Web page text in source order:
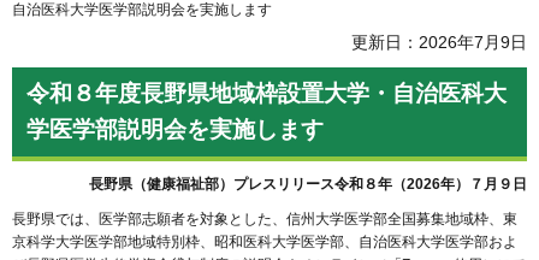
自治医科大学医学部説明会を実施します
更新日：2026年7月9日
令和８年度長野県地域枠設置大学・自治医科大
学医学部説明会を実施します
長野県（健康福祉部）プレスリリース令和８年（2026年）７月９日
長野県では、医学部志願者を対象とした、信州大学医学部全国募集地域枠、東
京科学大学医学部地域特別枠、昭和医科大学医学部、自治医科大学医学部およ